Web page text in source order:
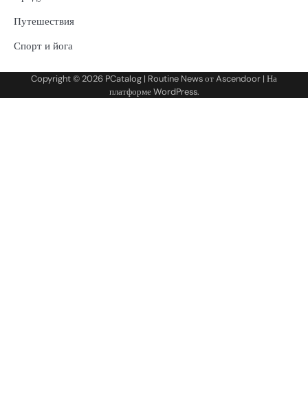
Путешествия
Спорт и йога
Copyright © 2026 PCatalog | Routine News отAscendoor | На
платформеWordPress.